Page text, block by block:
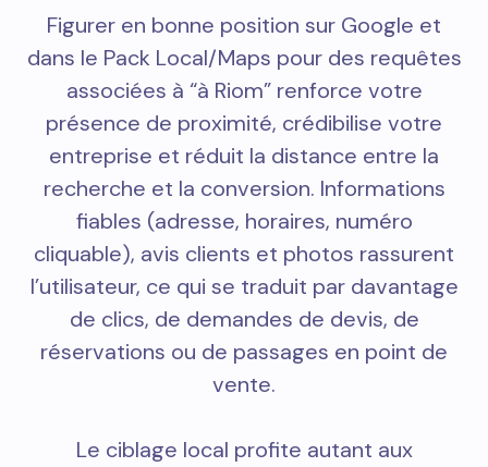
Figurer en bonne position sur Google et
dans le Pack Local/Maps pour des requêtes
associées à “à Riom” renforce votre
présence de proximité, crédibilise votre
entreprise et réduit la distance entre la
recherche et la conversion. Informations
fiables (adresse, horaires, numéro
cliquable), avis clients et photos rassurent
l’utilisateur, ce qui se traduit par davantage
de clics, de demandes de devis, de
réservations ou de passages en point de
vente.
Le ciblage local profite autant aux